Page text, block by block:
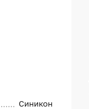
Синикон